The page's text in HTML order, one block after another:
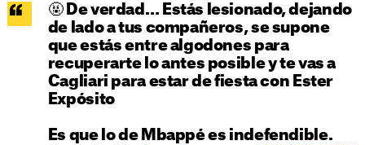
🤬 De verdad… Estás lesionado, dejando
de lado a tus compañeros, se supone
que estás entre algodones para
recuperarte lo antes posible y te vas a
Cagliari para estar de fiesta con Ester
Expósito
Es que lo de Mbappé es indefendible.